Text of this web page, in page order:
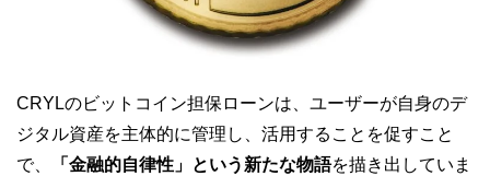
CRYLのビットコイン担保ローンは、ユーザーが自身のデ
ジタル資産を主体的に管理し、活用することを促すこと
で、
「金融的自律性」という新たな物語を描き出していま